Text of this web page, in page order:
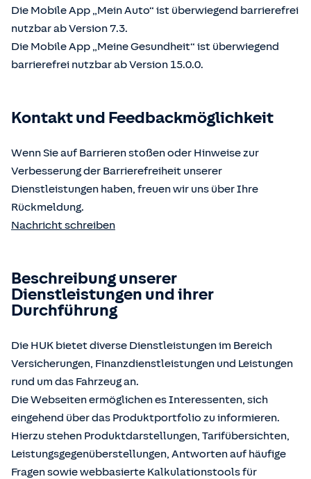
Die Mobile App „Mein Auto“ ist überwiegend barrierefrei
nutzbar ab Version 7.3.
Die Mobile App „Meine Gesundheit“ ist überwiegend
barrierefrei nutzbar ab Version 15.0.0.
Kontakt und Feedbackmöglichkeit
Wenn Sie auf Barrieren stoßen oder Hinweise zur
Verbesserung der Barrierefreiheit unserer
Dienstleistungen haben, freuen wir uns über Ihre
Rückmeldung.
Nachricht schreiben
Beschreibung unserer
Dienstleistungen und ihrer
Durchführung
Die HUK bietet diverse Dienstleistungen im Bereich
Versicherungen, Finanzdienstleistungen und Leistungen
rund um das Fahrzeug an.
Die Webseiten ermöglichen es Interessenten, sich
eingehend über das Produktportfolio zu informieren.
Hierzu stehen Produktdarstellungen, Tarifübersichten,
Leistungsgegenüberstellungen, Antworten auf häufige
Fragen sowie webbasierte Kalkulationstools für